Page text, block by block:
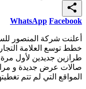
share
WhatsApp Facebook
طرازين جديدين لأول
صالات عرض جديدة و
المواقع التي لم تتم